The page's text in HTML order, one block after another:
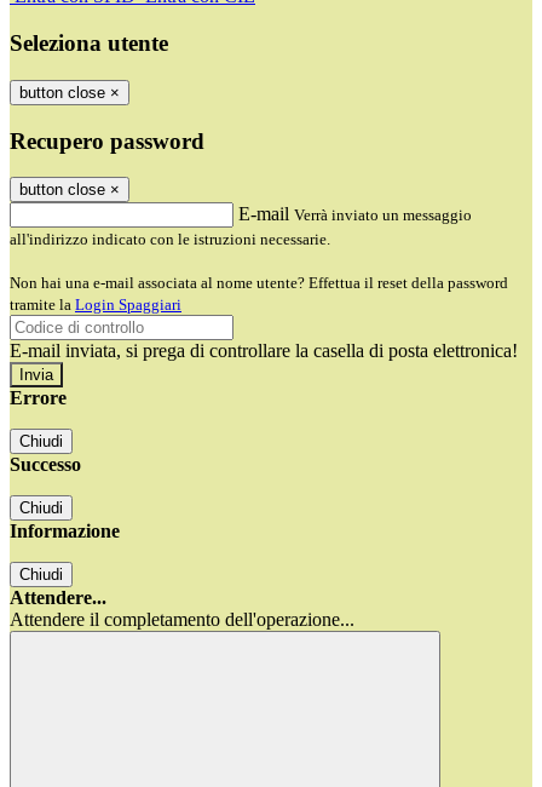
Seleziona utente
button close ×
Recupero password
button close ×
E-mail Verrà inviato un messaggio
all'indirizzo indicato con le istruzioni necessarie.
Non hai una e-mail associata al nome utente? Effettua il reset della password
tramite la Login Spaggiari
E-mail inviata, si prega di controllare la casella di posta elettronica!
Errore
Chiudi
Successo
Chiudi
Informazione
Chiudi
Attendere...
Attendere il completamento dell'operazione...